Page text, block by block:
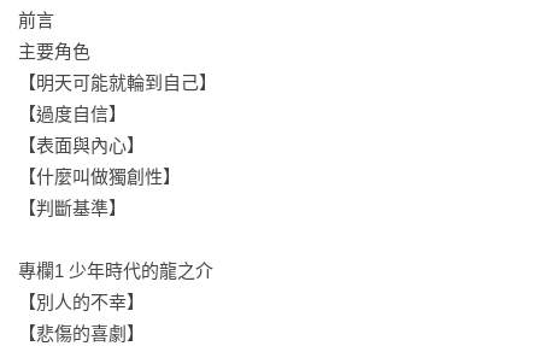
識。
▎對人性的悲觀，反帶獨特療癒效果
本書的療癒之處在於：芥川龍之介不提供心靈雞湯或速成的人
生解答，而是直接點破現實殘酷，逼使我們在清醒的絕望中，
尋找個人安身立命之所。
他的悲觀，反而成了深刻的「清醒劑」，讓我們理解人生百
在這荒謬的世界裡，我們都不容易，請務必笑著活下去。
前言
主要角色
【明天可能就輪到自己】
【過度自信】
【表面與內心】
【什麼叫做獨創性】
【判斷基準】
專欄1 少年時代的龍之介
【別人的不幸】
【悲傷的喜劇】